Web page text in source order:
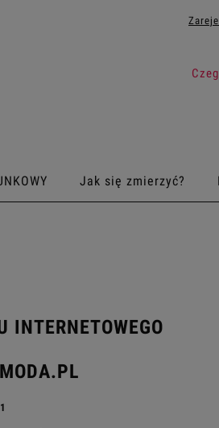
Jak się zmierzyć?
INTERNETOWEGO